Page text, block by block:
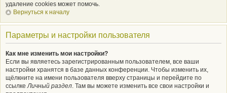
удаление cookies может помочь.
Вернуться к началу
Параметры и настройки пользователя
Как мне изменить мои настройки?
Если вы являетесь зарегистрированным пользователем, все ваши
настройки хранятся в базе данных конференции. Чтобы изменить их,
щёлкните на имени пользователя вверху страницы и перейдите по
ссылкеЛичный раздел. Там вы можете изменить все свои настройки и